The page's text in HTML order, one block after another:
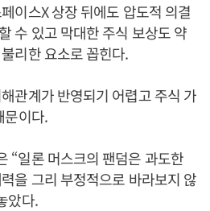
이스X 상장 뒤에도 압도적 의결
수 있고 막대한 주식 보상도 약
리한 요소로 꼽힌다.
관계가 반영되기 어렵고 주식 가
문이다.
“일론 머스크의 팬덤은 과도한
을 그리 부정적으로 바라보지 않
았다.